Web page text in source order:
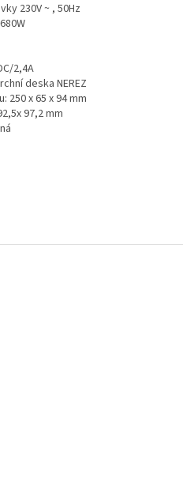
230V ~ , 50Hz
2,4A
deska NEREZ
250 x 65 x 94 mm
97,2 mm